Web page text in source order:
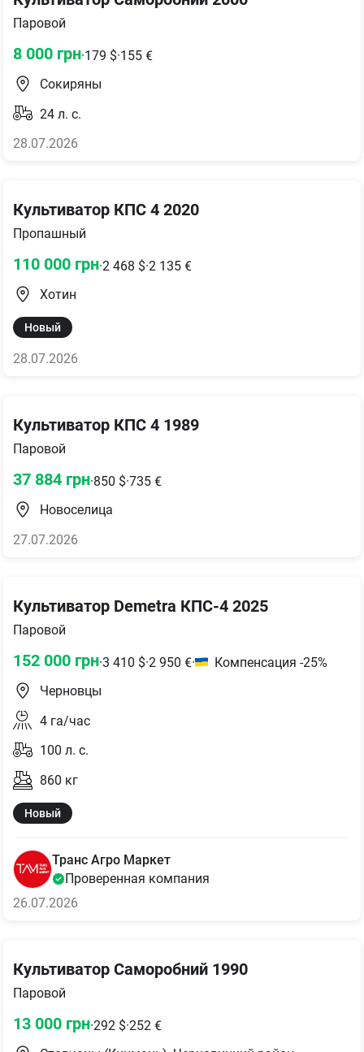
Паровой
8 000 грн·179 $·155 €
Сокиряны
24 л. с.
28.07.2026
Культиватор КПС 4 2020
Пропашный
110 000 грн·2 468 $·2 135 €
Хотин
Новый
28.07.2026
Культиватор КПС 4 1989
Паровой
37 884 грн·850 $·735 €
Новоселица
27.07.2026
Культиватор Demetra КПС-4 2025
Паровой
152 000 грн·3 410 $·2 950 €·
Компенсация -25%
Черновцы
4 га/час
100 л. с.
860 кг
Новый
Транс Агро Маркет
Проверенная компания
26.07.2026
Культиватор Саморобний 1990
Паровой
13 000 грн·292 $·252 €